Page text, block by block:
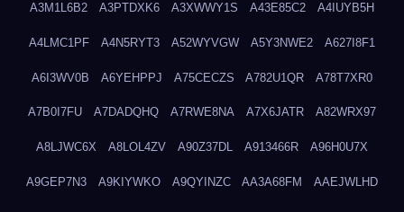
A3M1L6B2 A3PTDXK6 A3XWWY1S A43E85C2 A4IUYB5H
A4LMC1PF A4N5RYT3 A52WYVGW A5Y3NWE2 A627I8F1
A6I3WV0B A6YEHPPJ A75CECZS A782U1QR A78T7XR0
A7B0I7FU A7DADQHQ A7RWE8NA A7X6JATR A82WRX97
A8LJWC6X A8LOL4ZV A90Z37DL A913466R A96H0U7X
A9GEP7N3 A9KIYWKO A9QYINZC AA3A68FM AAEJWLHD